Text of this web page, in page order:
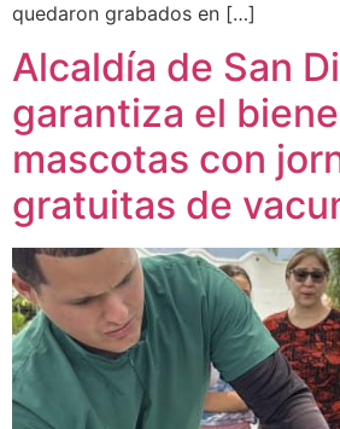
quedaron grabados en […]
Alcaldía de San
garantiza el
mascotas con
gratuitas de